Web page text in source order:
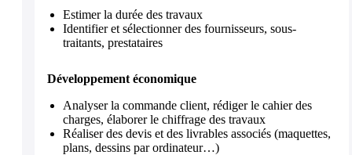
Estimer la durée des travaux
Identifier et sélectionner des fournisseurs, sous-
traitants, prestataires
Développement économique
Analyser la commande client, rédiger le cahier des
charges, élaborer le chiffrage des travaux
Réaliser des devis et des livrables associés (maquettes,
plans, dessins par ordinateur…)